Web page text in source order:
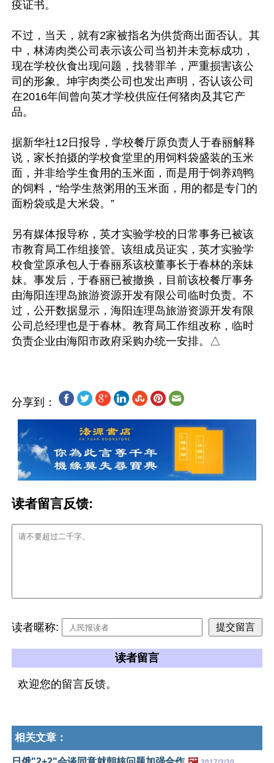
疫证书。
不过，当天，就有2家被指名为供货商出面否认。其
中，林涛肉类公司表示该公司当初并未竞标成功，
现在学校伙食出现问题，找替罪羊，严重损害该公
司的形象。坤宇肉类公司也发出声明，否认该公司
在2016年间曾向英才学校供应任何猪肉及其它产
品。
据新华社12日报导，学校餐厅原负责人于春丽解释
说，家长拍摄的学校食堂里的用饲料袋盛装的玉米
面，并非给学生食用的玉米面，而是用于饲养鸡鸭
的饲料，“给学生熬粥用的玉米面，用的都是专门的
面粉袋或是大米袋。”
另有媒体报导称，英才实验学校的日常事务已被该
市教育局工作组接管。该组成员证实，英才实验学
校食堂原承包人于春丽系该校董事长于春林的亲妹
妹。事发后，于春丽已被撤换，目前该校餐厅事务
由海阳连理岛旅游资源开发有限公司临时负责。不
过，公开数据显示，海阳连理岛旅游资源开发有限
公司总经理也是于春林。教育局工作组改称，临时
分享到：
读者留言反馈:
读者暱称:
读者留言
欢迎您的留言反馈。
相关文章：